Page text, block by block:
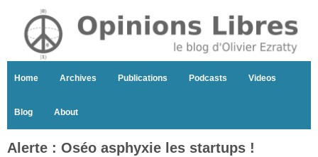
Home Archives Publications Podcasts Videos
Blog About
Alerte : Oséo asphyxie les startups !